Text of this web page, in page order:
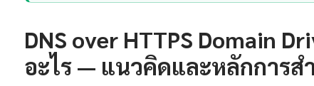
DNS over HTTPS Domain
อะไร — แนวคิดและหลักการส